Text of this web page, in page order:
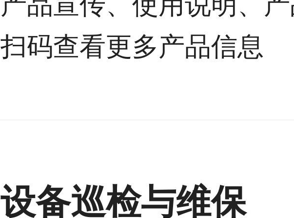
扫码查看更多产品信息
设备巡检与维保